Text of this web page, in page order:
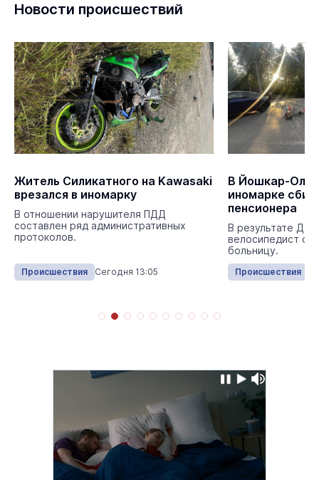
Новости происшествий
Житель Силикатного на Kawasaki
врезался в иномарку
В отношении нарушителя ПДД
составлен ряд административных
протоколов.
Происшествия Сегодня 13:05
В Йошкар-Оле
иномарке
пенсионера
В результате
велосипедист с
больницу.
Происшествия